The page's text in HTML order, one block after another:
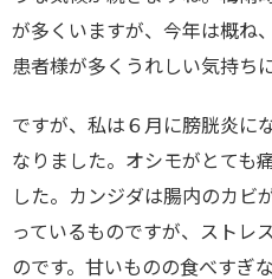
が多くいますが、今年は概ね
患者様が多くうれしい気持ち
ですが、私は６月に膀胱炎に
なりました。オシモがとても
した。カンジダは腸内のカビ
っているものですが、ストレ
のです。甘いものの食べすぎ